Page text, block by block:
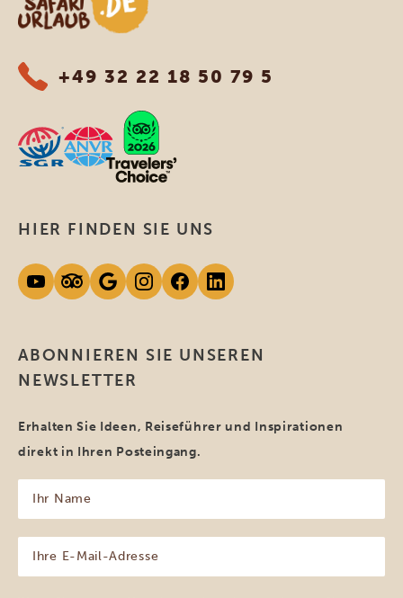
+49 32 22 18 50 79 5
ABONNIEREN SIE UNSEREN
NEWSLETTER
Erhalten Sie Ideen, Reiseführer und Inspirationen
direkt in Ihren Posteingang.
Name
(erforderlich)
Mail-
HIER FINDEN SIE UNS